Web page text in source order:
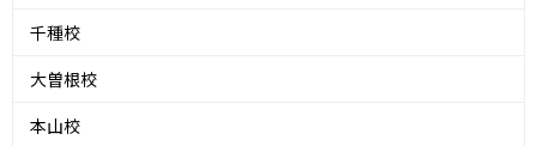
千種校
大曽根校
本山校